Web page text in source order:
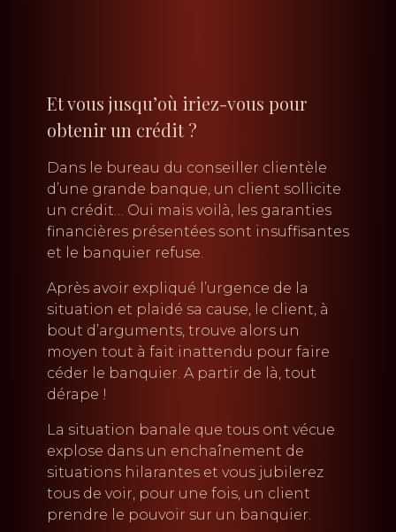
Et vous jusqu’où iriez-vous pour
obtenir un crédit ?
Dans le bureau du conseiller clientèle
d’une grande banque, un client sollicite
un crédit… Oui mais voilà, les garanties
financières présentées sont insuffisantes
et le banquier refuse.
Après avoir expliqué l’urgence de la
situation et plaidé sa cause, le client, à
bout d’arguments, trouve alors un
moyen tout à fait inattendu pour faire
céder le banquier. A partir de là, tout
dérape !
La situation banale que tous ont vécue
explose dans un enchaînement de
situations hilarantes et vous jubilerez
tous de voir, pour une fois, un client
prendre le pouvoir sur un banquier.